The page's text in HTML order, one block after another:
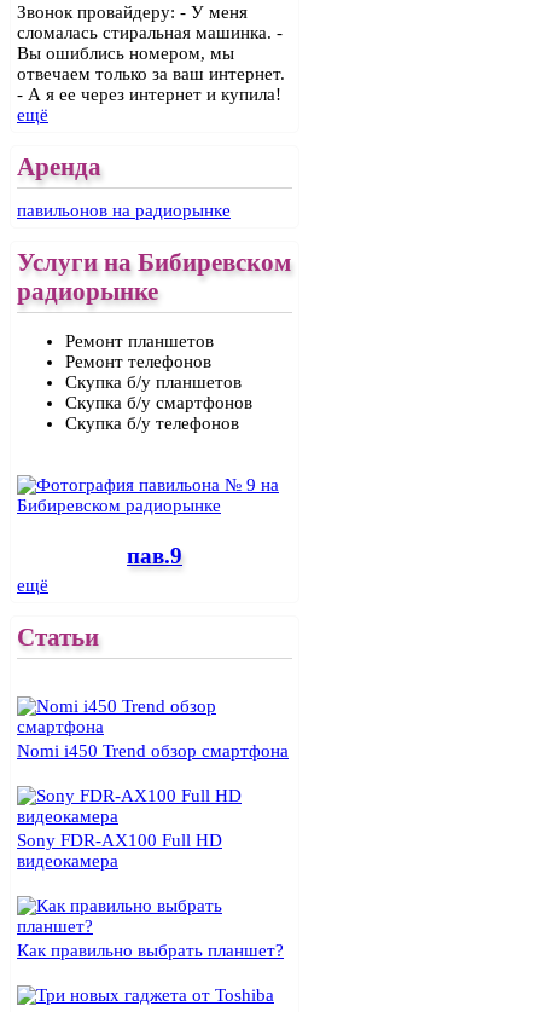
Звонок провайдеру: - У меня
сломалась стиральная машинка. -
Вы ошиблись номером, мы
отвечаем только за ваш интернет.
- А я ее через интернет и купила!
ещё
Аренда
павильонов на радиорынке
Услуги на Бибиревском
радиорынке
Ремонт планшетов
Ремонт телефонов
Скупка б/у планшетов
Скупка б/у смартфонов
Скупка б/у телефонов
пав.9
ещё
Cтатьи
Nomi i450 Trend обзор смартфона
Sony FDR-AX100 Full HD
видеокамера
Как правильно выбрать планшет?